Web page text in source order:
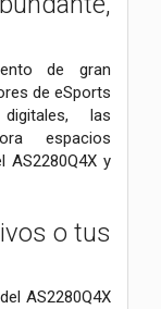
de gran
de eSports
las
espacios
y
o tus
AS2280Q4X